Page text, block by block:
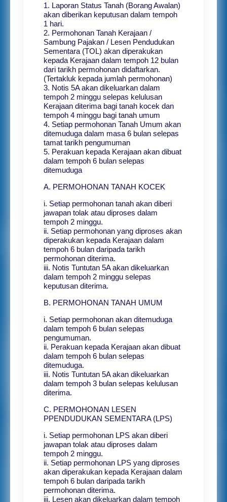
1. Laporan Status Tanah (Borang Awalan)
akan diberikan keputusan dalam tempoh
1 hari.
2. Permohonan Tanah Kerajaan /
Sambung Pajakan / Lesen Pendudukan
Sementara (TOL) akan diperakukan
kepada Kerajaan dalam tempoh 12 bulan
dari tarikh permohonan didaftarkan.
(Tertakluk kepada jumlah permohonan)
3. Notis 5A akan dikeluarkan dalam
tempoh 2 minggu selepas kelulusan
Kerajaan diterima bagi tanah kocek dan
tempoh 4 minggu bagi tanah umum
4. Setiap permohonan Tanah Umum akan
ditemuduga dalam masa 6 bulan selepas
tamat tarikh pengumuman
5. Perakuan kepada Kerajaan akan dibuat
dalam tempoh 6 bulan selepas
ditemuduga
A. PERMOHONAN TANAH KOCEK
i. Setiap permohonan tanah akan diberi
jawapan tolak atau diproses dalam
tempoh 2 minggu.
ii. Setiap permohonan yang diproses akan
diperakukan kepada Kerajaan dalam
tempoh 6 bulan daripada tarikh
permohonan diterima.
iii. Notis Tuntutan 5A akan dikeluarkan
dalam tempoh 2 minggu selepas
keputusan diterima.
B. PERMOHONAN TANAH UMUM
i. Setiap permohonan akan ditemuduga
dalam tempoh 6 bulan selepas
pengumuman.
ii. Perakuan kepada Kerajaan akan dibuat
dalam tempoh 6 bulan selepas
ditemuduga.
iii. Notis Tuntutan 5A akan dikeluarkan
dalam tempoh 3 bulan selepas kelulusan
diterima.
C. PERMOHONAN LESEN
PPENDUDUKAN SEMENTARA (LPS)
i. Setiap permohonan LPS akan diberi
jawapan tolak atau diproses dalam
tempoh 2 minggu.
ii. Setiap permohonan LPS yang diproses
akan diperakukan kepada Kerajaan dalam
tempoh 6 bulan daripada tarikh
permohonan diterima.
iii. Lesen akan dikeluarkan dalam tempoh